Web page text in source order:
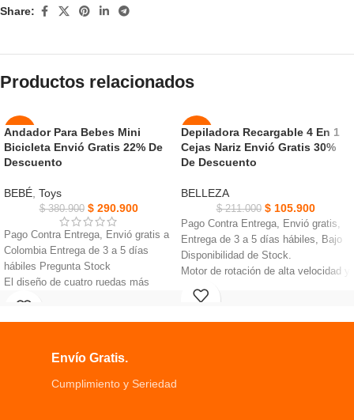
Share:
Productos relacionados
-24%
NUEVO
Andador Para Bebes Mini
Bicicleta Envió Gratis 22% De
Descuento
BEBÉ Toys
$380.900 $290.900
Pago Contra Entrega, Envió gratis a
Colombia Entrega de 3 a 5 días
hábiles Pregunta Stock
El diseño de cuatro ruedas más
estable, las bolsas son fáciles de
las manos de su bebé.
silenciosos bajo nivel de ruido,
-50%
NUEVO
Depiladora Recargable 4 En 1
Cejas Nariz Envió Gratis 30%
De Descuento
BELLEZA
$211.000 $105.900
Pago Contra Entrega, Envió gratis,
Entrega de 3 a 5 días hábiles, Bajo
Disponibilidad de Stock.
Motor de rotación de alta velocidad y
cuchillas afiladas de acero
inoxidable.
Envío Gratis.
Cumplimiento y Seriedad